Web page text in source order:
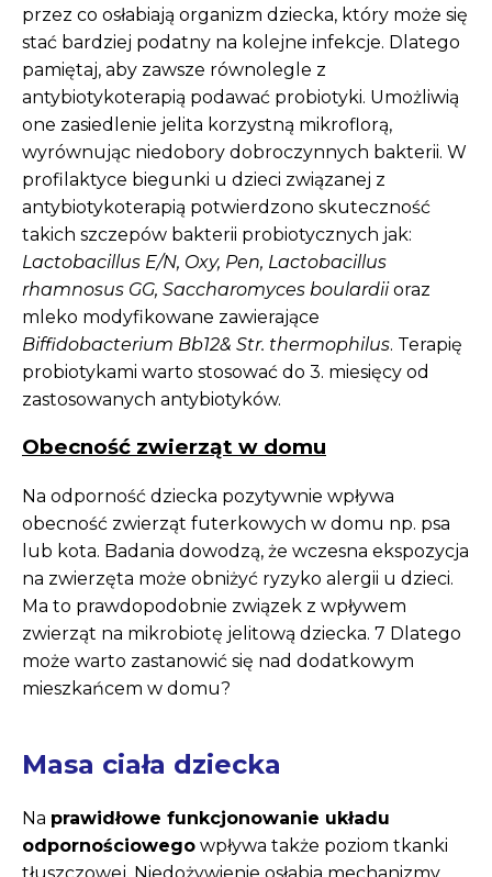
przez co osłabiają organizm dziecka, który może się
stać bardziej podatny na kolejne infekcje. Dlatego
pamiętaj, aby zawsze równolegle z
antybiotykoterapią podawać probiotyki. Umożliwią
one zasiedlenie jelita korzystną mikroflorą,
wyrównując niedobory dobroczynnych bakterii. W
profilaktyce biegunki u dzieci związanej z
antybiotykoterapią potwierdzono skuteczność
takich szczepów bakterii probiotycznych jak:
Lactobacillus E/N, Oxy, Pen, Lactobacillus
rhamnosus GG, Saccharomyces boulardiioraz
mleko modyfikowane zawierające
Biffidobacterium Bb12& Str. thermophilus. Terapię
probiotykami warto stosować do 3. miesięcy od
zastosowanych antybiotyków.
Obecność zwierząt w domu
Na odporność dziecka pozytywnie wpływa
obecność zwierząt futerkowych w domu np. psa
lub kota. Badania dowodzą, że wczesna ekspozycja
na zwierzęta może obniżyć ryzyko alergii u dzieci.
Ma to prawdopodobnie związek z wpływem
zwierząt na mikrobiotę jelitową dziecka. 7 Dlatego
może warto zastanowić się nad dodatkowym
mieszkańcem w domu?
Masa ciała dziecka
Na prawidłowe funkcjonowanie układu
odpornościowego wpływa także poziom tkanki